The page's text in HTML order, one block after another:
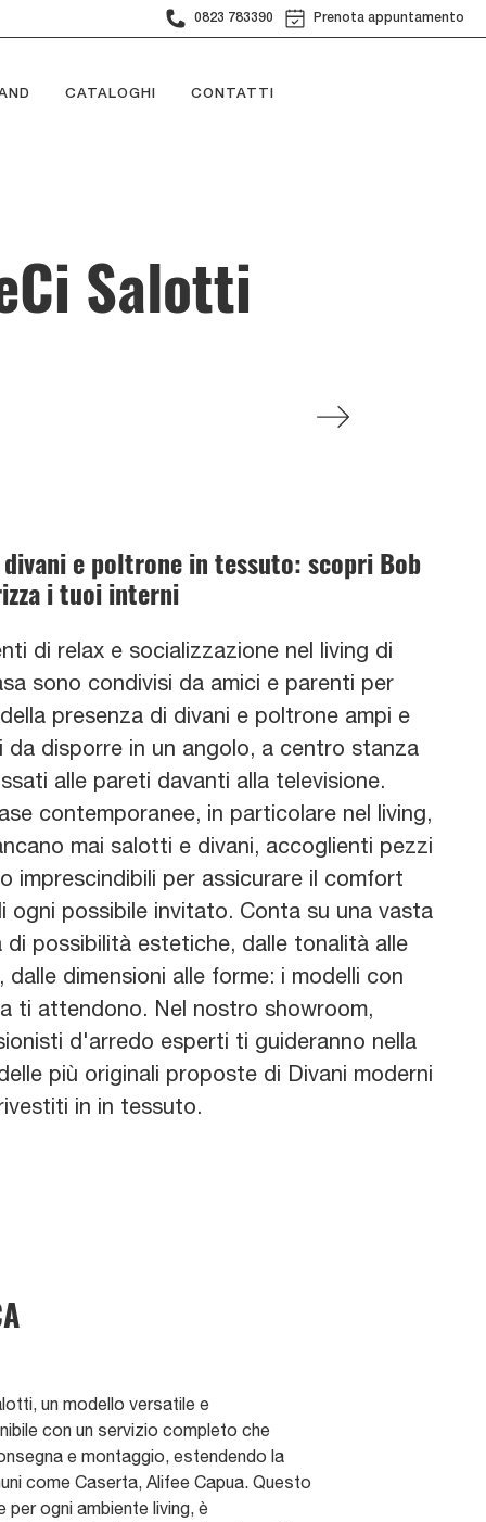
0823 783390 Prenota appuntamento
CATALOGHI CONTATTI
Salotti
e poltrone in tessuto: scopri Bob
i tuoi interni
di relax e socializzazione nel living di
sono condivisi da amici e parenti per
presenza di divani e poltrone ampi e
da disporre in un angolo, a centro stanza
alle pareti davanti alla televisione.
contemporanee, in particolare nel living,
mai salotti e divani, accoglienti pezzi
imprescindibili per assicurare il comfort
ogni possibile invitato. Conta su una vasta
di possibilità estetiche, dalle tonalità alle
dalle dimensioni alle forme: i modelli con
ti attendono. Nel nostro showroom,
d'arredo esperti ti guideranno nella
più originali proposte di Divani moderni
in in tessuto.
un modello versatile e
con un servizio completo che
e montaggio, estendendo la
come Caserta, Alifee Capua. Questo
ogni ambiente living, è